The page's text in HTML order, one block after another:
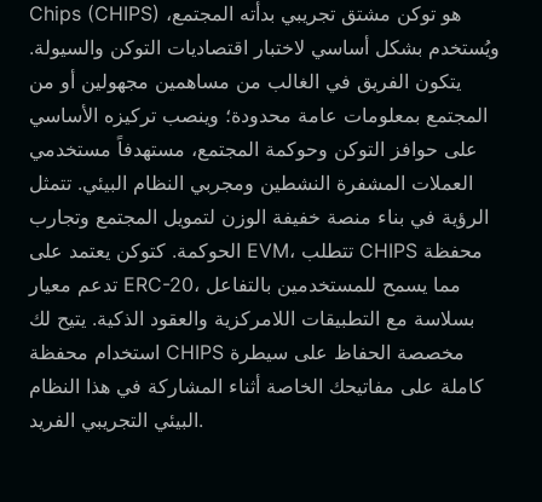
Chips (CHIPS) هو توكن مشتق تجريبي بدأته المجتمع،
ويُستخدم بشكل أساسي لاختبار اقتصاديات التوكن والسيولة.
يتكون الفريق في الغالب من مساهمين مجهولين أو من
المجتمع بمعلومات عامة محدودة؛ وينصب تركيزه الأساسي
على حوافز التوكن وحوكمة المجتمع، مستهدفاً مستخدمي
العملات المشفرة النشطين ومجربي النظام البيئي. تتمثل
الرؤية في بناء منصة خفيفة الوزن لتمويل المجتمع وتجارب
الحوكمة. كتوكن يعتمد على EVM، تتطلب CHIPS محفظة
تدعم معيار ERC-20، مما يسمح للمستخدمين بالتفاعل
بسلاسة مع التطبيقات اللامركزية والعقود الذكية. يتيح لك
استخدام محفظة CHIPS مخصصة الحفاظ على سيطرة
كاملة على مفاتيحك الخاصة أثناء المشاركة في هذا النظام
البيئي التجريبي الفريد.